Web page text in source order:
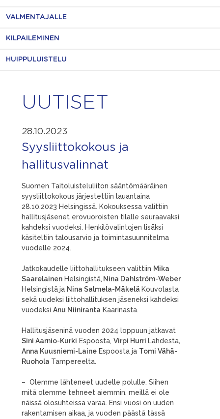
VALMENTAJALLE
KILPAILEMINEN
HUIPPULUISTELU
UUTISET
28.10.2023
Syysliittokokous ja
hallitusvalinnat
Suomen Taitoluisteluliiton sääntömääräinen
syysliittokokous järjestettiin lauantaina
28.10.2023 Helsingissä. Kokouksessa valittiin
hallitusjäsenet erovuoroisten tilalle seuraavaksi
kahdeksi vuodeksi. Henkilövalintojen lisäksi
käsiteltiin talousarvio ja toimintasuunnitelma
vuodelle 2024.
Jatkokaudelle liittohallitukseen valittiin Mika
Saarelainen Helsingistä, Nina Dahlström-Weber
Helsingistäja Nina Salmela-Mäkelä Kouvolasta
sekä uudeksi liittohallituksen jäseneksi kahdeksi
vuodeksi Anu Niiniranta Kaarinasta.
Hallitusjäseninä vuoden 2024 loppuun jatkavat
Sini Aarnio-Kurki Espoosta, Virpi Hurri Lahdesta,
Anna Kuusniemi-Laine Espoosta ja Tomi Vähä-
Ruohola Tampereelta.
– Olemme lähteneet uudelle polulle. Siihen
mitä olemme tehneet aiemmin, meillä ei ole
näissä olosuhteissa varaa. Ensi vuosi on uuden
rakentamisen aikaa, ja vuoden päästä tässä